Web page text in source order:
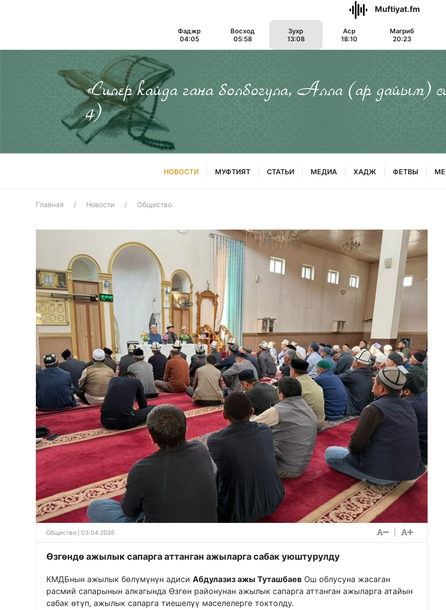
Muftiyat.fm
Фаджр
04:05
Восход
05:58
Зухр
13:08
Аср
18:10
Магриб
20:23
«Силер кайда гана болбогула, Алла (ар дайым)
4)
НОВОСТИ МУФТИЯТ СТАТЬИ МЕДИА ХАДЖ ФЕТВЫ
Главная Новости Общество
Общество | 03.04.2026
Өзгөндө ажылык сапарга аттанган ажыларга сабак уюштурулду
КМДБнын ажылык бөлүмүнүн адиси Абдулазиз ажы Туташбаев Ош облусуна жасаган
расмий сапарынын алкагында Өзгөн районунан ажылык сапарга аттанган ажыларга атайын
сабак өтүп, ажылык сапарга тиешелүү маселелерге токтолду.